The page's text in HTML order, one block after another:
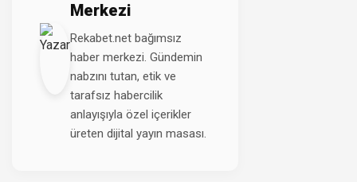
Merkezi
Rekabet.net bağımsız
haber merkezi. Gündemin
nabzını tutan, etik ve
tarafsız habercilik
anlayışıyla özel içerikler
üreten dijital yayın masası.